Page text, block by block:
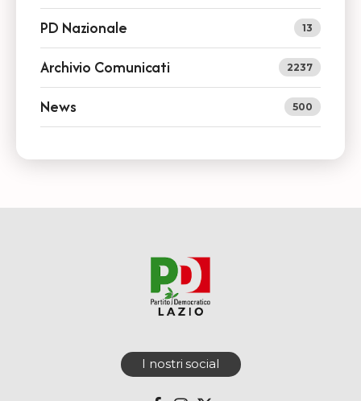
PD Nazionale 13
Archivio Comunicati 2237
News 500
I nostri social